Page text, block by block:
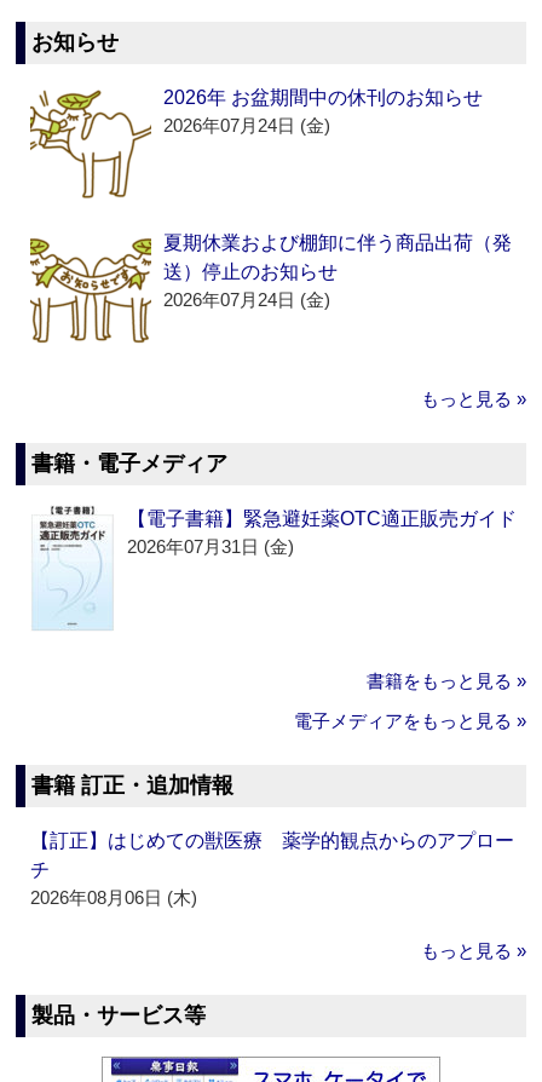
お知らせ
2026年 お盆期間中の休刊のお知らせ
2026年07月24日 (金)
夏期休業および棚卸に伴う商品出荷（発
送）停止のお知らせ
2026年07月24日 (金)
もっと見る »
書籍・電子メディア
【電子書籍】緊急避妊薬OTC適正販売ガイド
2026年07月31日 (金)
書籍をもっと見る »
電子メディアをもっと見る »
書籍 訂正・追加情報
【訂正】はじめての獣医療 薬学的観点からのアプロー
チ
2026年08月06日 (木)
もっと見る »
製品・サービス等